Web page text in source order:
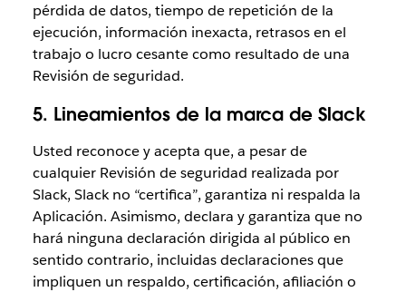
pérdida de datos, tiempo de repetición de la
ejecución, información inexacta, retrasos en el
trabajo o lucro cesante como resultado de una
Revisión de seguridad.
5. Lineamientos de la marca de Slack
Usted reconoce y acepta que, a pesar de
cualquier Revisión de seguridad realizada por
Slack, Slack no “certifica”, garantiza ni respalda la
Aplicación. Asimismo, declara y garantiza que no
hará ninguna declaración dirigida al público en
sentido contrario, incluidas declaraciones que
impliquen un respaldo, certificación, afiliación o